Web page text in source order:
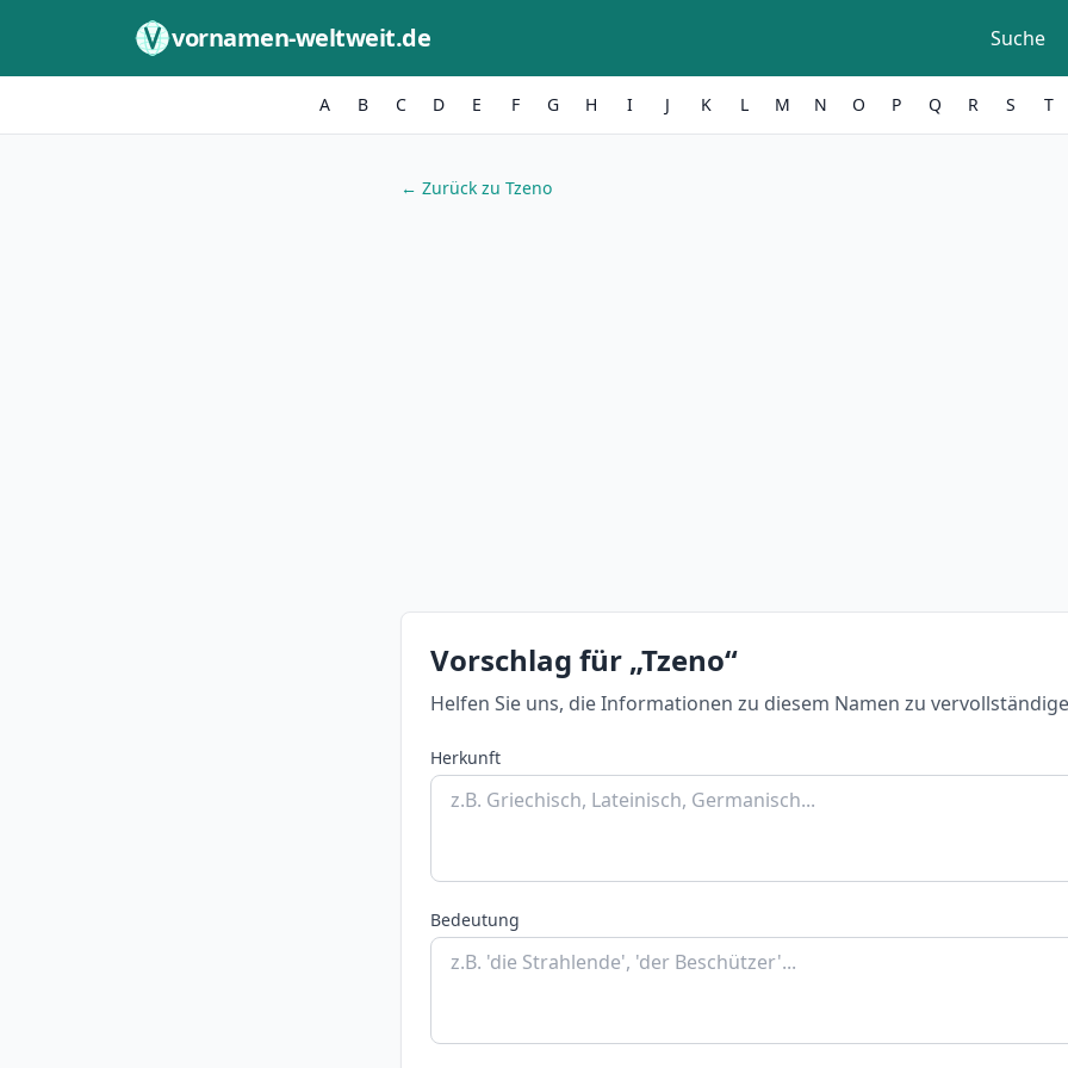
vornamen-weltweit.de Suche
A B C D E F G H I J K L M N O P Q R S T
← Zurück zu Tzeno
Vorschlag für „Tzeno“
Helfen Sie uns, die Informationen zu diesem Namen zu
Herkunft
Bedeutung